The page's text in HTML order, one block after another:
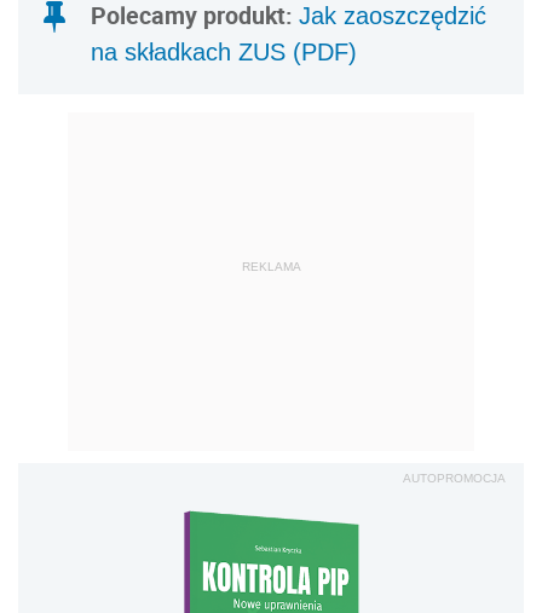
Polecamy produkt: Jak zaoszczędzić
na składkach ZUS (PDF)
REKLAMA
AUTOPROMOCJA